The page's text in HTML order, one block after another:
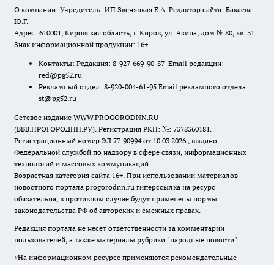
О компании: Учредитель: ИП Звеняцкая Е.А. Редактор сайта: Бакаева
Ю.Г.
Адрес: 610001, Кировская область, г. Киров, ул. Азина, дом № 80, кв. 31
Знак информационной продукции: 16+
Контакты: Редакция: 8-927-669-90-87 Email редакции:
red@pg52.ru
Рекламный отдел: 8-920-004-61-95 Email рекламного отдела:
st@pg52.ru
Сетевое издание WWW.PROGORODNN.RU
(ВВВ.ПРОГОРОДНН.РУ). Регистрация РКН: №: 7378360181.
Регистрационный номер ЭЛ 77-90994 от 10.03.2026., выдано
Федеральной службой по надзору в сфере связи, информационных
технологий и массовых коммуникаций.
Возрастная категория сайта 16+. При использовании материалов
новостного портала progorodnn.ru гиперссылка на ресурс
обязательна, в противном случае будут применены нормы
законодательства РФ об авторских и смежных правах.
Редакция портала не несет ответственности за комментарии
пользователей, а также материалы рубрики "народные новости".
«На информационном ресурсе применяются рекомендательные